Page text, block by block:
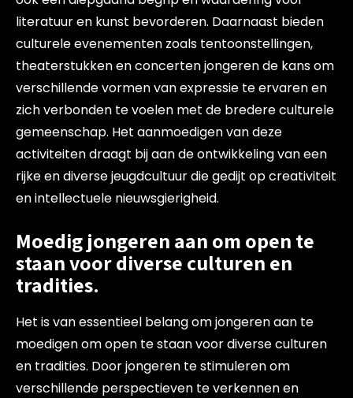
literatuur en kunst bevorderen. Daarnaast bieden
culturele evenementen zoals tentoonstellingen,
theaterstukken en concerten jongeren de kans om
verschillende vormen van expressie te ervaren en
zich verbonden te voelen met de bredere culturele
gemeenschap. Het aanmoedigen van deze
activiteiten draagt bij aan de ontwikkeling van een
rijke en diverse jeugdcultuur die gedijt op creativiteit
en intellectuele nieuwsgierigheid.
Moedig jongeren aan om open te
staan voor diverse culturen en
tradities.
Het is van essentieel belang om jongeren aan te
moedigen om open te staan voor diverse culturen
en tradities. Door jongeren te stimuleren om
verschillende perspectieven te verkennen en